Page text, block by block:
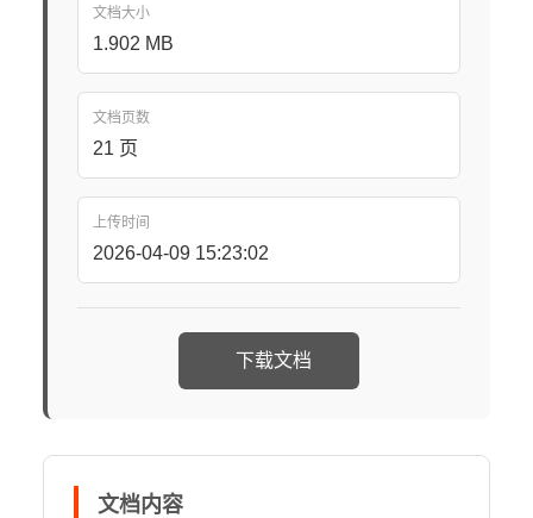
文档大小
1.902 MB
文档页数
21 页
上传时间
2026-04-09 15:23:02
下载文档
文档内容